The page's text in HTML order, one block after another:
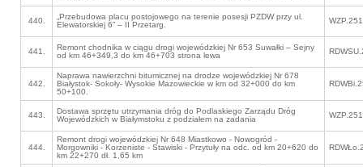
440.
„Przebudowa placu postojowego na terenie posesji PZDW przy ul.
Elewatorskiej 6” – II Przetarg.
441.
Remont chodnika w ciągu drogi wojewódzkiej Nr 653 Suwałki – Sejny
od km 46+349,3 do km 46+703 strona lewa
442.
Naprawa nawierzchni bitumicznej na drodze wojewódzkiej Nr 678
Białystok- Sokoły- Wysokie Mazowieckie w km od 32+000 do km
50+100.
443.
Dostawa sprzętu utrzymania dróg do Podlaskiego Zarządu Dróg
Wojewódzkich w Białymstoku z podziałem na zadania
444.
Remont drogi wojewódzkiej Nr 648 Miastkowo - Nowogród -
Morgowniki - Korzeniste - Stawiski - Przytuły na odc. od km 20+620 do
km 22+270 dł. 1,65 km